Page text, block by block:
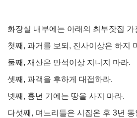
화장실 내부에는 아래의 최부잣집 가
첫째, 과거를 보되, 진사이상은 하지
둘째, 재산은 만석이상 지니지 마라.
셋째, 과객을 후하게 대접하라.
넷째, 흉년 기에는 땅을 사지 마라.
다섯째, 며느리들은 시집온 후 3년